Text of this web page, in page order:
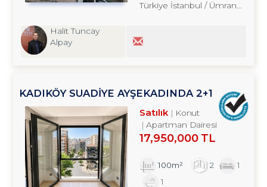
Türkiye İstanbul / Ümraniye
Halit Tuncay
Alpay
KADIKÖY SUADİYE AYŞEKADINDA 2+1
SATILIK DAİRE TROYKADAN
Satılık
Konut
Apartman Dairesi
17,950,000 TL
100m² 2
1
1